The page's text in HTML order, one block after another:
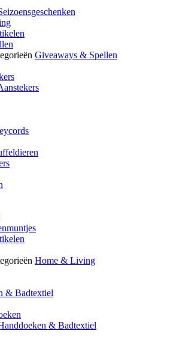
Giveaways & Spellen
Home & Living
& Badtextiel
& Badtextiel